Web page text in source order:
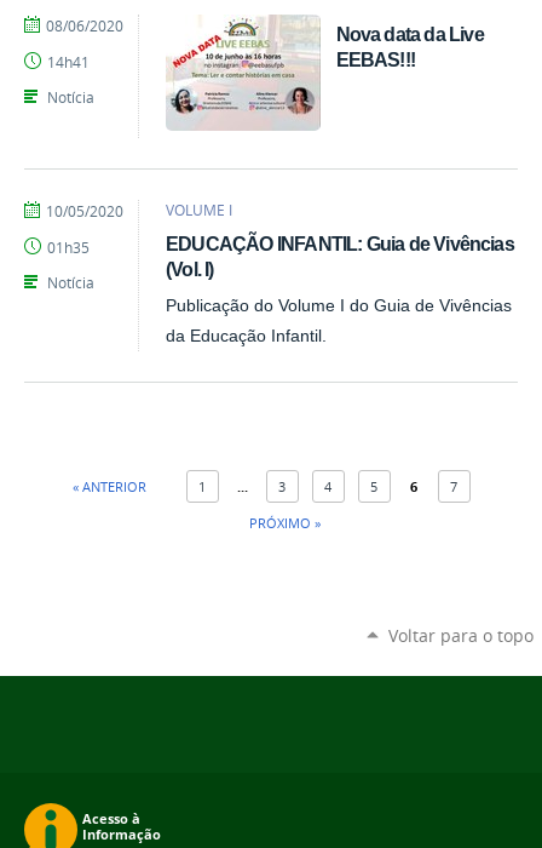
Nova data da Live
EEBAS!!!
por
publicado
08/06/2020
14h41
Notícia
VOLUME I
EDUCAÇÃO INFANTIL: Guia de Vivências
(Vol. I)
Publicação do Volume I do Guia de Vivências
da Educação Infantil.
por
publicado
10/05/2020
01h35
Notícia
« ANTERIOR 1 3 4 5 6
7
PRÓXIMO »
Voltar para o topo